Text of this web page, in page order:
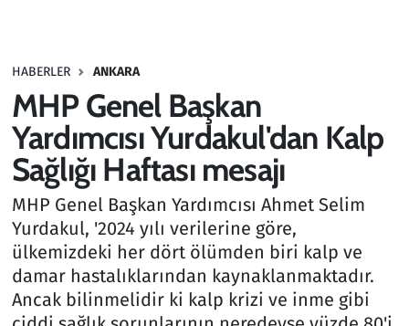
HABERLER ANKARA
MHP Genel Başkan
Yardımcısı Yurdakul'dan Kalp
Sağlığı Haftası mesajı
MHP Genel Başkan Yardımcısı Ahmet Selim
Yurdakul, '2024 yılı verilerine göre,
ülkemizdeki her dört ölümden biri kalp ve
damar hastalıklarından kaynaklanmaktadır.
Ancak bilinmelidir ki kalp krizi ve inme gibi
Haber
Kültür Sanat
Kurumsal Haberler
Lezzet Durağı
Memur ve Kamu
Otomobil